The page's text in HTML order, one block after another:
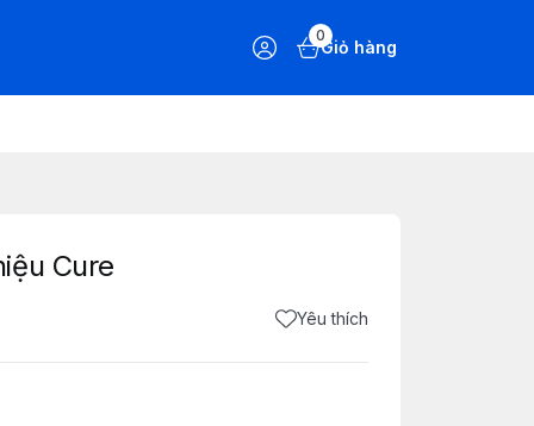
0
Giỏ hàng
Cure
Yêu thích